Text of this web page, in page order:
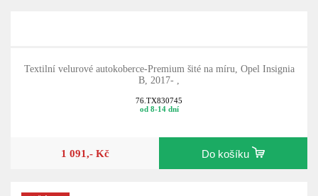
Textilní velurové autokoberce-Premium šité na míru, Opel Insignia
B, 2017- ,
76.TX830745
od 8-14 dní
1 091,- Kč Do košíku